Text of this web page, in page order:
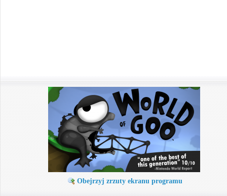
Obejrzyj zrzuty ekranu programu